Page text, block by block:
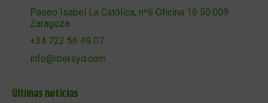
Paseo Isabel La Católica, nº6 Oficina 16 50.009
Zaragoza
+34 722 56 49 07
info@ibersyd.com
Últimas noticias